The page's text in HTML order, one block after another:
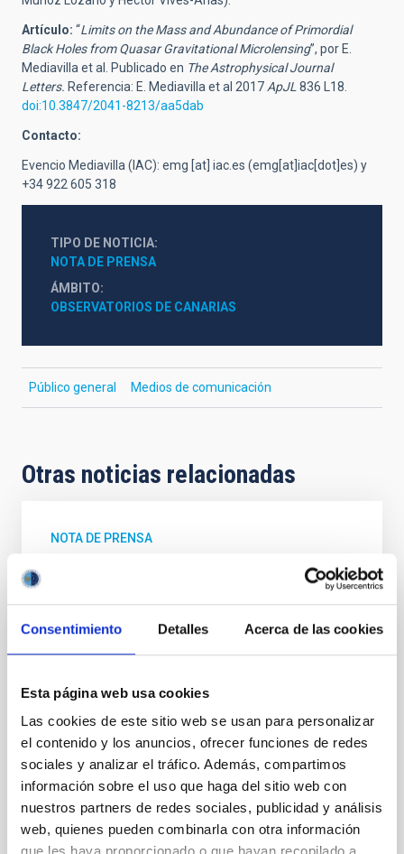
Consentimiento Detalles Acerca de las cookies
Esta página web usa cookies
Las cookies de este sitio web se usan para personalizar
el contenido y los anuncios, ofrecer funciones de redes
sociales y analizar el tráfico. Además, compartimos
información sobre el uso que haga del sitio web con
nuestros partners de redes sociales, publicidad y análisis
web, quienes pueden combinarla con otra información
Artículo: “Limits on the Mass and Abundance of Primordial
Black Holes from Quasar Gravitational Microlensing”, por E.
Mediavilla et al. Publicado en The Astrophysical Journal
Letters. Referencia: E. Mediavilla et al 2017 ApJL 836 L18.
doi:10.3847/2041-8213/aa5dab
Contacto:
Evencio Mediavilla (IAC): emg [at] iac.es (emg[at]iac[dot]es) y
+34 922 605 318
TIPO DE NOTICIA
NOTA DE PRENSA
ÁMBITO
OBSERVATORIOS DE CANARIAS
Público general Medios de comunicación
Otras noticias relacionadas
NOTA DE PRENSA
Una sola colisión en 10.000 millones de
años podría explicar cómo se distribuye la
pequeñas
tenues que se conocen, podrían guardar la clave para
Universo: la verdadera naturaleza de la materia
oscura. Un nuevo estudio del Instituto de Astrofísica
de Canarias (IAC) revela que una sola colisión entre
partículas de materia oscura cada 10.000 millones de
años —aproximadamente la edad del Universo—
basta para explicar los núcleos de materia oscura
observados en estos diminutos sistemas. Estas